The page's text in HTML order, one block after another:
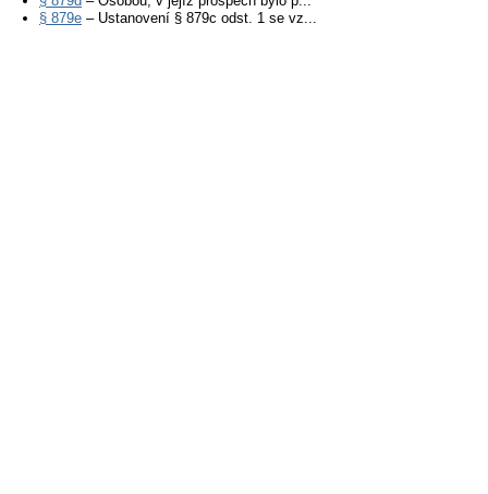
§ 879e – Ustanovení § 879c odst. 1 se vz...